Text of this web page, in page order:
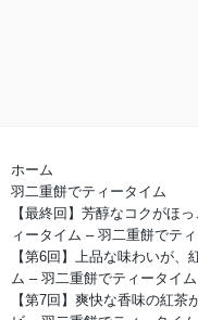
ホーム
羽二重餅でティータイム
【最終回】芳醇なコクがほ
ィータイム – 羽二重餅でテ
【第6回】上品な味わいが
ム – 羽二重餅でティータイム
【第7回】爽快な香味の紅